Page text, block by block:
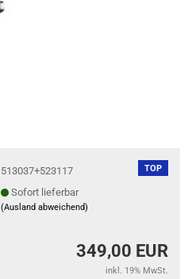
TOP
513037+523117
Sofort lieferbar
(Ausland abweichend)
349,00 EUR
inkl. 19% MwSt.